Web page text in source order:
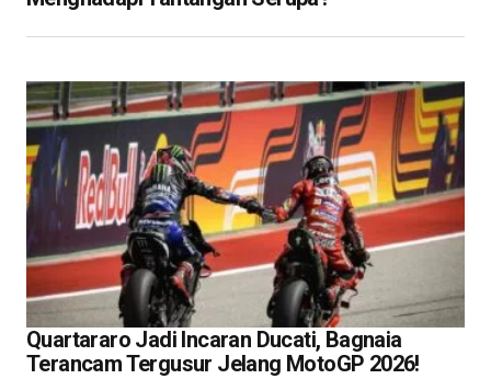
Quartararo Jadi Incaran Ducati, Bagnaia
Terancam Tergusur Jelang MotoGP 2026!